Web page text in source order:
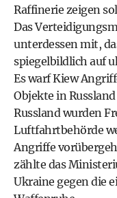
Raffinerie zeigen
Das
unterdessen mit,
spiegelbildlich auf
Es warf Kiew
Objekte in
Russland wurden
Luftfahrtbehörde
Angriffe
zählte das
Ukraine gegen die